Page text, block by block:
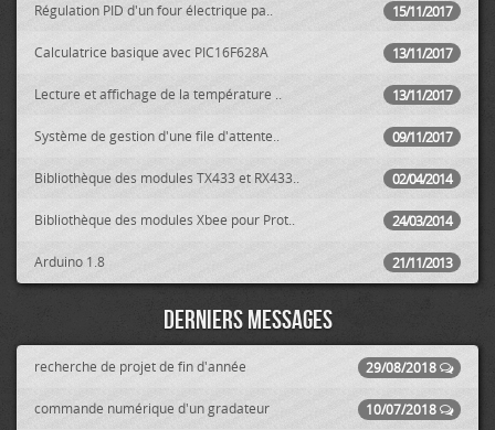
15/11/2017
Régulation PID d'un four électrique pa..
13/11/2017
Calculatrice basique avec PIC16F628A
13/11/2017
Lecture et affichage de la température ..
09/11/2017
Système de gestion d'une file d'attente..
02/04/2014
Bibliothèque des modules TX433 et RX433..
24/03/2014
Bibliothèque des modules Xbee pour Prot..
21/11/2013
Arduino 1.8
Derniers messages
29/08/2018
recherche de projet de fin d'année
10/07/2018
commande numérique d'un gradateur